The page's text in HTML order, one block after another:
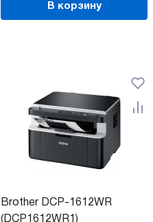
В корзину
Brother DCP-1612WR
(DCP1612WR1)